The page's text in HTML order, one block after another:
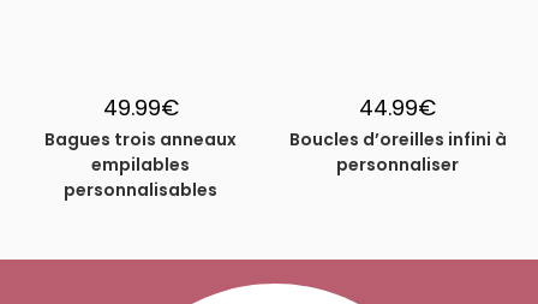
49.99€
Bagues trois anneaux
empilables
personnalisables
44.99€
Boucles d’oreilles infini à
personnaliser